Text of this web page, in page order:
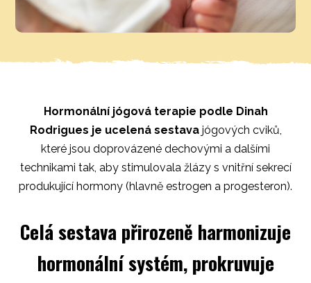
Hormonální jógová terapie podle Dinah
Rodrigues je ucelená sestava jógových cviků,
které jsou doprovázené dechovými a dalšími
technikami tak, aby stimulovala žlázy s vnitřní sekrecí
produkující hormony (hlavně estrogen a progesteron).
Celá sestava přirozeně harmonizuje
hormonální systém, prokruvuje